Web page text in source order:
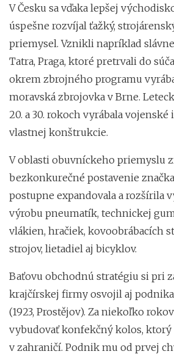
V Česku sa vďaka lepšej
úspešne rozvíjal ťažký,
priemysel. Vznikli napríklad
Tatra, Praga, ktoré pretrvali do
okrem zbrojného programu
moravská zbrojovka v Brne.
20. a 30. rokoch vyrábala
vlastnej konštrukcie.
V oblasti obuvníckeho priemyslu
bezkonkurečné postavenie značka
postupne expandovala a rozšírila
výrobu pneumatík, technickej
vlákien, hračiek, kovoobrábacích
strojov, lietadiel aj bicyklov.
Baťovu obchodnú stratégiu si pri
krajčírskej firmy osvojil aj
(1923, Prostějov). Za niekoľko
vybudovať konfekčný kolos, ktorý
v zahraničí. Podnik mu od prvej